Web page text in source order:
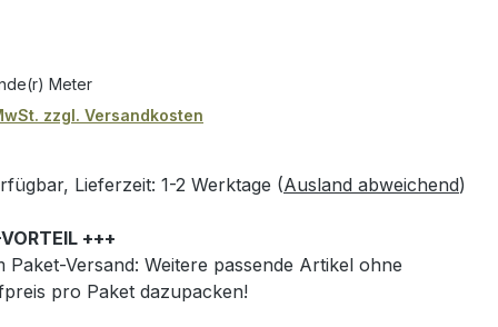
Meter
zzgl. Versandkosten
Lieferzeit: 1-2 Werktage (Ausland abweichend)
+++
Paket-Versand: Weitere passende Artikel ohne
pro Paket dazupacken!